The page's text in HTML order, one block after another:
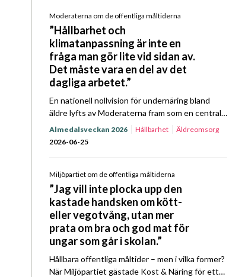
Moderaterna om de offentliga måltiderna
”Hållbarhet och
klimatanpassning är inte en
fråga man gör lite vid sidan av.
Det måste vara en del av det
dagliga arbetet.”
En nationell nollvision för undernäring bland
äldre lyfts av Moderaterna fram som en central
fråga framåt, i partiets politik för offentliga
måltider. Det, bland annat, framkom när partiet
Almedalsveckan 2026 Hållbarhet
Äldreomsorg
2026-06-25
Miljöpartiet om de offentliga måltiderna
”Jag vill inte plocka upp den
kastade handsken om kött-
eller vegotvång, utan mer
prata om bra och god mat för
ungar som går i skolan.”
Hållbara offentliga måltider – men i vilka former?
När Miljöpartiet gästade Kost & Näring för ett